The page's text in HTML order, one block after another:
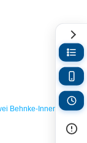
Behnke-Innenstellen